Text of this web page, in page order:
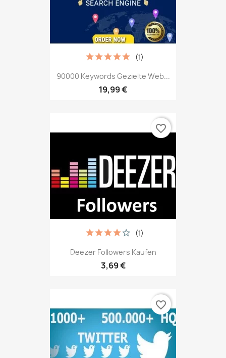
90000 Keywords Gezielte Web...
19,99 €
(1)
Deezer Followers Kaufen
3,69 €
(1)
favorite_border
favorite_border